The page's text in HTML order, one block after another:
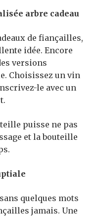
arbre cadeau
de fiançailles,
idée. Encore
versions
Choisissez un vin
le avec un
puisse ne pas
et la bouteille
quelques mots
jamais. Une